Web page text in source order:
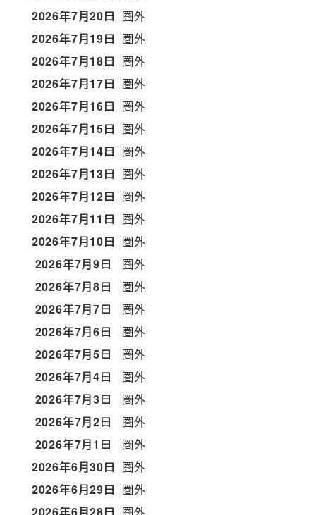
2026年7月20日 圏外
2026年7月19日 圏外
2026年7月18日 圏外
2026年7月17日 圏外
2026年7月16日 圏外
2026年7月15日 圏外
2026年7月14日 圏外
2026年7月13日 圏外
2026年7月12日 圏外
2026年7月11日 圏外
2026年7月10日 圏外
2026年7月9日
圏外
2026年7月8日
圏外
2026年7月7日
圏外
2026年7月6日
圏外
2026年7月5日
圏外
2026年7月4日
圏外
2026年7月3日
圏外
2026年7月2日
圏外
2026年7月1日
圏外
2026年6月30日 圏外
2026年6月29日 圏外